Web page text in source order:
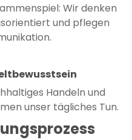
Wir denken
und pflegen
Handeln und
unser tägliches Tun.